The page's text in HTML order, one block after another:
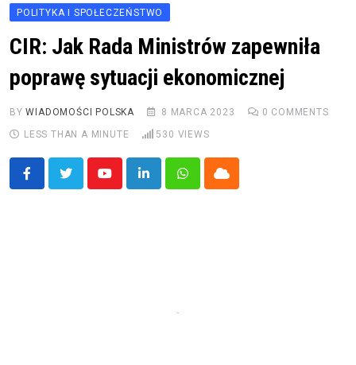
POLITYKA I SPOŁECZEŃSTWO
CIR: Jak Rada Ministrów zapewniła
poprawę sytuacji ekonomicznej
BYWIADOMOŚCI POLSKA 8 MARCA 2023 0 COMMENTS
LESS THAN A MINUTE
530 VIEWS
YoutubeLinkedInWhatsappCloud